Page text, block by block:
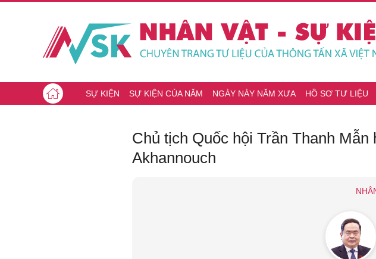
SỰ KIỆN SỰ KIỆN CỦA NĂM NGÀY NÀY NĂM XƯA HỒ SƠ TƯ LIỆU
Chủ tịch Quốc hội Trần Thanh
Akhannouch